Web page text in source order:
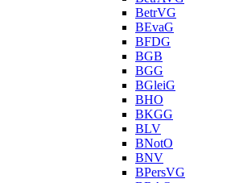
BetrVG
BEvaG
BFDG
BGB
BGG
BGleiG
BHO
BKGG
BLV
BNotO
BNV
BPersVG